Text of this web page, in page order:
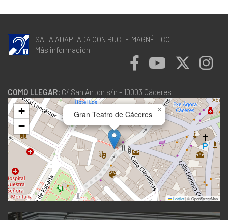
SALA ADAPTADA CON BUCLE MAGNÉTICO
Más información
COMO LLEGAR: C/ San Antón s/n - 10003 Cáceres
Gran Teatro de Cáceres ×
+
−
Leaflet|© OpenStreetMap